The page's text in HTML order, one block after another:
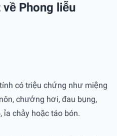
Phong liễu
có triệu chứng như miệng
chướng hơi, đau bụng,
ỉa chảy hoặc táo bón.